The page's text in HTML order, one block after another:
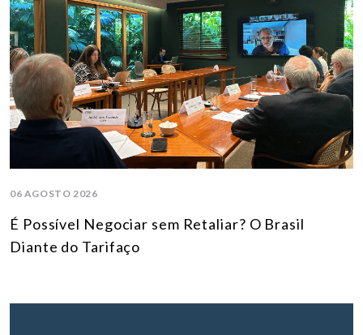
06 AGOSTO 2026
É Possível Negociar sem Retaliar? O Brasil
Diante do Tarifaço